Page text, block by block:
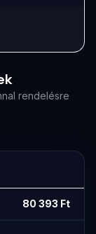
rendelésre
80 393 Ft